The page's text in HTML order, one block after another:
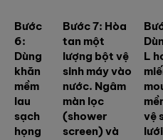
Bước
6:
Dùng
khăn
mềm
lau
sạch
họng
Bước 7: Hòa
tan một
lượng bột vệ
sinh máy vào
nước. Ngâm
màn lọc
(shower
screen) và
L
vệ